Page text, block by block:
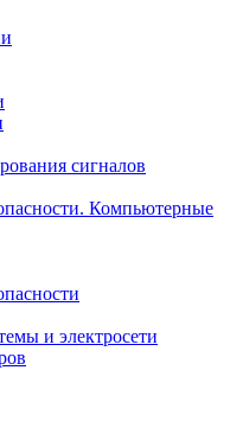
сигналов
Компьютерные
и электросети